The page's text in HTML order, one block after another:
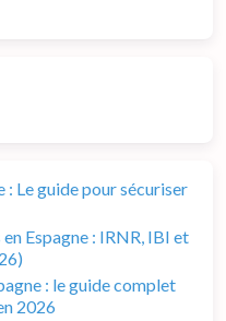
: Le guide pour sécuriser
Espagne : IRNR, IBI et
: le guide complet
2026